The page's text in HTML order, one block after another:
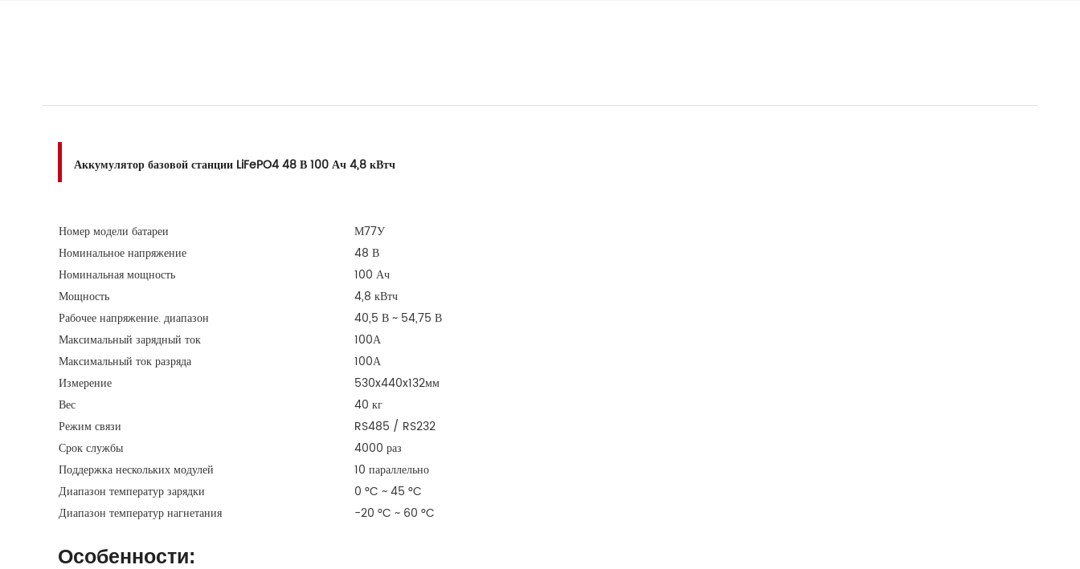
Аккумулятор базовой станции LiFePO4 48 В 100 Ач 4,8 кВтч
Номер модели батареи
М77У
Номинальное напряжение
48 В
Номинальная мощность
100 Ач
Мощность
4,8 кВтч
Рабочее напряжение. диапазон
40,5 В ~ 54,75 В
Максимальный зарядный ток
100А
Максимальный ток разряда
100А
Измерение
530x440x132мм
Вес
40 кг
Режим связи
RS485 / RS232
Срок службы
4000 раз
Поддержка нескольких модулей
10 параллельно
Диапазон температур зарядки
0 °C ~ 45 °C
Диапазон температур нагнетания
-20 °C ~ 60 °C
Особенности: